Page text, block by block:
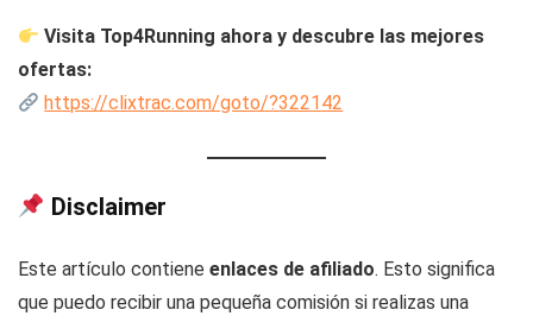
Visita Top4Running ahora y descubre las mejores
ofertas:
https://clixtrac.com/goto/?322142
Disclaimer
Este artículo contiene enlaces de afiliado. Esto significa
que puedo recibir una pequeña comisión si realizas una